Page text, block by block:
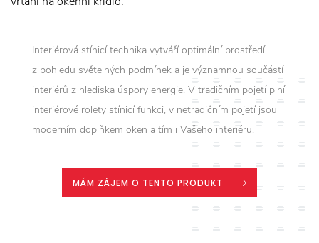
Interiérová stínicí technika vytváří optimální prostředí
z pohledu světelných podmínek a je významnou součástí
interiérů z hlediska úspory energie. V tradičním pojetí plní
interiérové rolety stínicí funkci, v netradičním pojetí jsou
moderním doplňkem oken a tím i Vašeho interiéru.
MÁM ZÁJEM O TENTO PRODUKT